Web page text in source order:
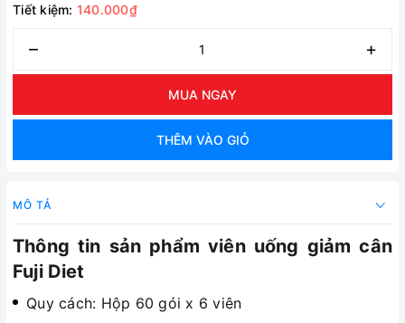
Tiết kiệm: 140.000₫
– +
MUA NGAY
THÊM VÀO GIỎ
MÔ TẢ
Thông tin sản phẩm viên uống giảm cân
Fuji Diet
Quy cách: Hộp 60 gói x 6 viên